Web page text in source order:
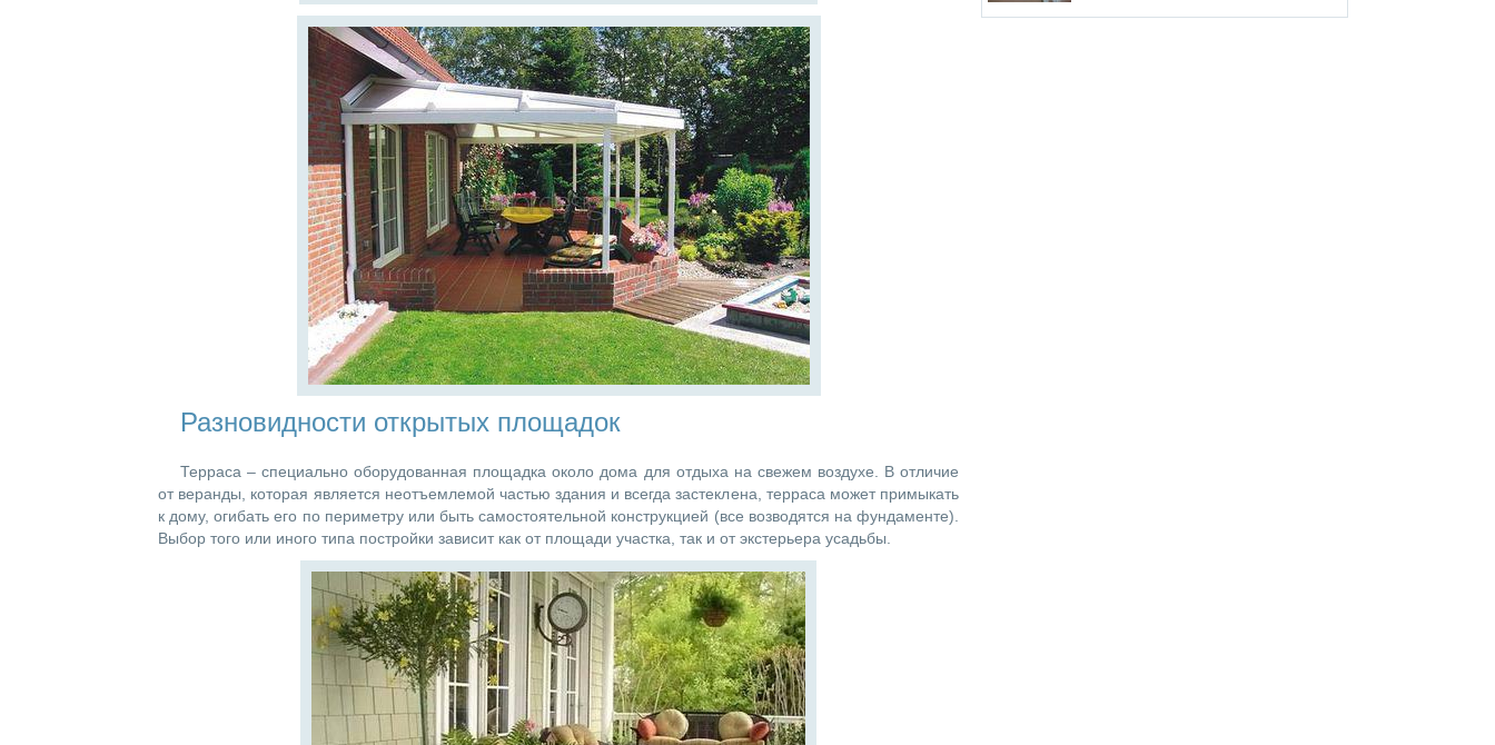
Разновидности открытых площадок
Терраса – специально оборудованная площадка около дома для отдыха на свежем воздухе. В отличие
от веранды, которая является неотъемлемой частью здания и всегда застеклена, терраса может примыкать
к дому, огибать его по периметру или быть самостоятельной конструкцией (все возводятся на фундаменте).
Выбор того или иного типа постройки зависит как от площади участка, так и от экстерьера усадьбы.